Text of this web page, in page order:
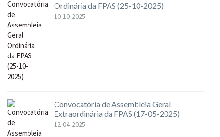
Ordinária da FPAS (25-10-2025)
10-10-2025
Convocatória de Assembleia Geral
Extraordinária da FPAS (17-05-2025)
12-04-2025